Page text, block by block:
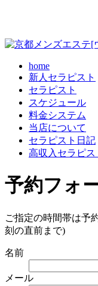
home
新人セラピスト
セラピスト
スケジュール
料金システム
当店について
セラピスト日記
高収入セラピス
予約フォ
ご指定の時間帯は予
刻の直前まで)
名前
メール